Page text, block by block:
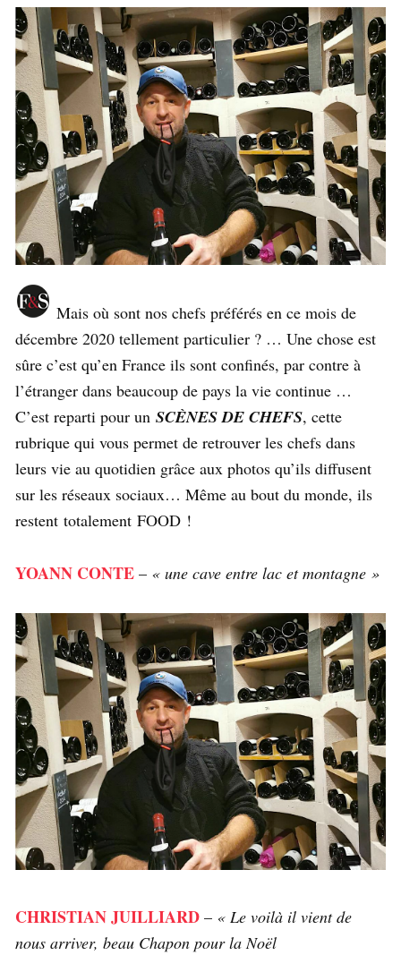
Mais où sont nos chefs préférés en ce mois de
décembre 2020 tellement particulier ? … Une chose est
sûre c’est qu’en France ils sont confinés, par contre à
l’étranger dans beaucoup de pays la vie continue …
C’est reparti pour un SCÈNES DE CHEFS, cette
rubrique qui vous permet de retrouver les chefs dans
leurs vie au quotidien grâce aux photos qu’ils diffusent
sur les réseaux sociaux… Même au bout du monde, ils
restent totalement FOOD !
YOANN CONTE – « une cave entre lac et montagne »
CHRISTIAN JUILLIARD – « Le voilà il vient de
nous arriver, beau Chapon pour la Noël